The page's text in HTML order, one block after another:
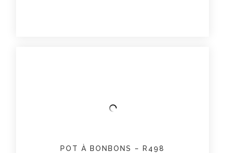
POT À BONBONS – R498